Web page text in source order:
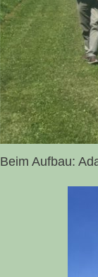
Beim Aufbau: